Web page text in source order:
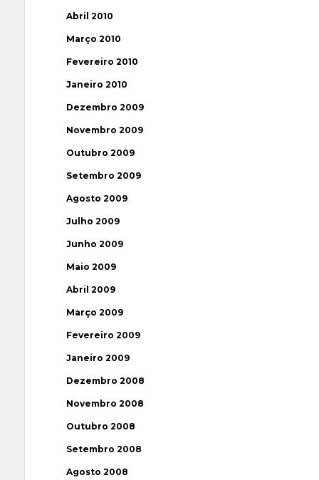
Abril 2010
Março 2010
Fevereiro 2010
Janeiro 2010
Dezembro 2009
Novembro 2009
Outubro 2009
Setembro 2009
Agosto 2009
Julho 2009
Junho 2009
Maio 2009
Abril 2009
Março 2009
Fevereiro 2009
Janeiro 2009
Dezembro 2008
Novembro 2008
Outubro 2008
Setembro 2008
Agosto 2008